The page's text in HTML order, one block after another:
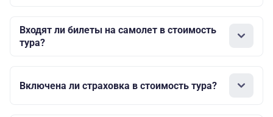
Входят ли билеты на самолет в стоимость
тура?
Включена ли страховка в стоимость тура?